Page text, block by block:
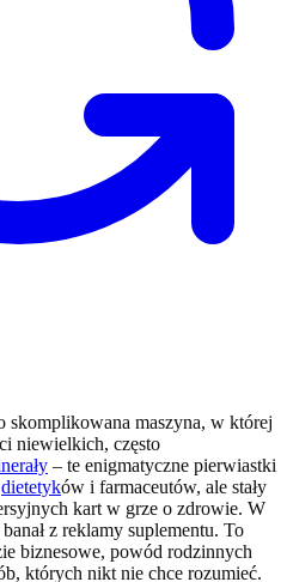
skomplikowana maszyna, w której
niewielkich, często
– te enigmatyczne pierwiastki
dietetyków i farmaceutów, ale stały
kart w grze o zdrowie. W
z reklamy suplementu. To
biznesowe, powód rodzinnych
których nikt nie chce rozumieć.